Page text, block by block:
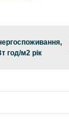
год/м2 рік